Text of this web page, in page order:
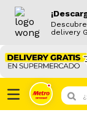
delivery
¿Que